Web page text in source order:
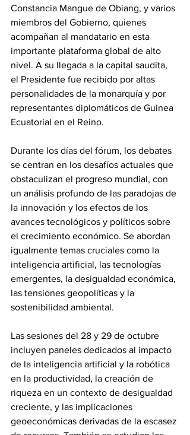
Constancia Mangue de Obiang, y varios
miembros del Gobierno, quienes
acompañan al mandatario en esta
importante plataforma global de alto
nivel. A su llegada a la capital saudita,
el Presidente fue recibido por altas
personalidades de la monarquía y por
representantes diplomáticos de Guinea
Ecuatorial en el Reino.
Durante los días del fórum, los debates
se centran en los desafíos actuales que
obstaculizan el progreso mundial, con
un análisis profundo de las paradojas de
la innovación y los efectos de los
avances tecnológicos y políticos sobre
el crecimiento económico. Se abordan
igualmente temas cruciales como la
inteligencia artificial, las tecnologías
emergentes, la desigualdad económica,
las tensiones geopolíticas y la
sostenibilidad ambiental.
Las sesiones del 28 y 29 de octubre
incluyen paneles dedicados al impacto
de la inteligencia artificial y la robótica
en la productividad, la creación de
riqueza en un contexto de desigualdad
creciente, y las implicaciones
geoeconómicas derivadas de la escasez